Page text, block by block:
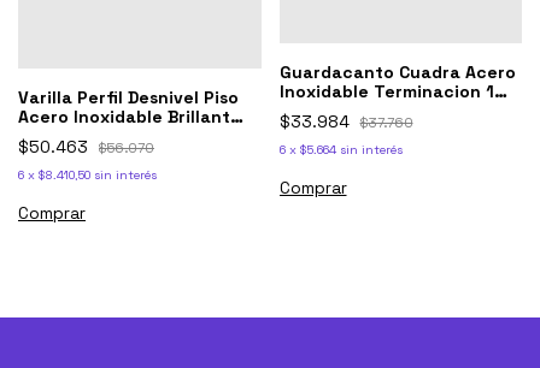
Varilla Perfil Desnivel Piso
Acero Inoxidable Brillant
12x30
$50.463 $56.070
6 x $8.410,50 sin interés
Guardacanto Cuadra Acero
Inoxidable Terminacion 1
cm x 2.5 blanco mate
$33.984 $37.760
6 x $5.664 sin interés